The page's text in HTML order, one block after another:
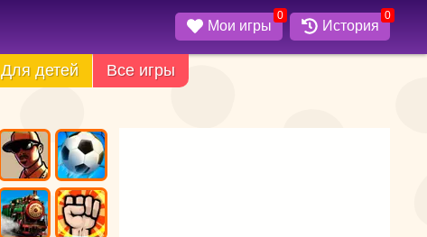
Мои игры
0
История
0
Для детей Все игры